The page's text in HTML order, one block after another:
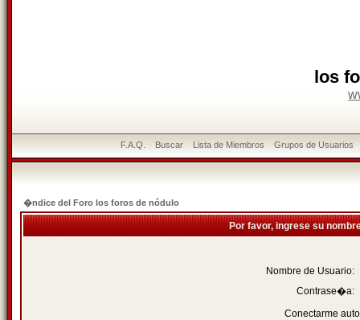
los
F.A.Q. Buscar Lista de Miembros Grupos de Usuarios
�ndice del Foro los foros de nódulo
Por favor, ingrese su
Nombre de Usuario:
Contrase�a:
Conectarme